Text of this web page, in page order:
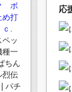
応
ボ
打
.
ッ
種一
ちん
烈伝
パチ